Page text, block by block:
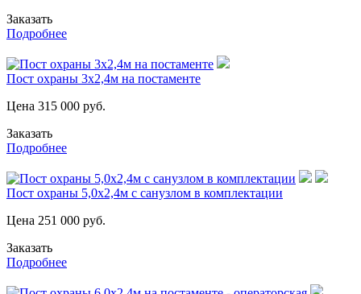
Заказать
Подробнее
Пост охраны 3х2,4м на постаменте
Цена 315 000 руб.
Заказать
Подробнее
Пост охраны 5,0х2,4м с санузлом в комплектации
Цена 251 000 руб.
Заказать
Подробнее